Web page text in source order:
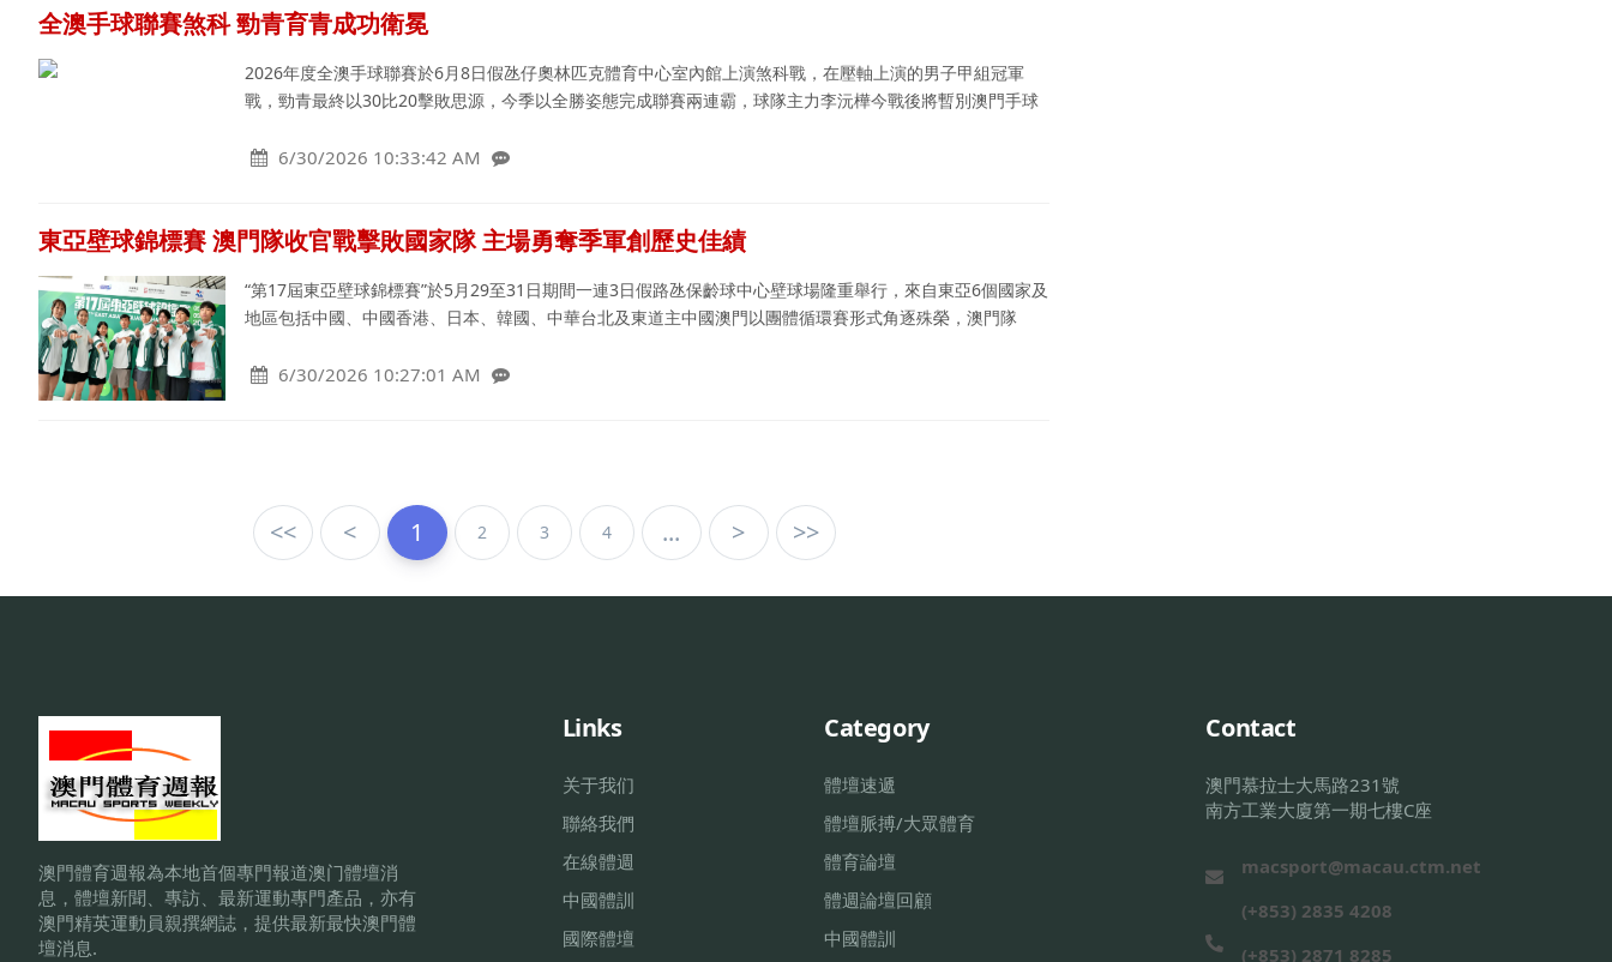
全澳手球聯賽煞科 勁青育青成功衛冕
2026年度全澳手球聯賽於6月8日假氹仔奧林匹克體育中心室內館上演煞科戰，在壓軸上演的男子甲組冠軍
戰，勁青最終以30比20擊敗思源，今季以全勝姿態完成聯賽兩連霸，球隊主力李沅樺今戰後將暫別澳門手球
6/30/2026 10:33:42 AM
東亞壁球錦標賽 澳門隊收官戰擊敗國家隊 主場勇奪季軍創歷史佳績
“第17屆東亞壁球錦標賽”於5月29至31日期間一連3日假路氹保齡球中心壁球場隆重舉行，來自東亞6個國家及
地區包括中國、中國香港、日本、韓國、中華台北及東道主中國澳門以團體循環賽形式角逐殊榮，澳門隊
6/30/2026 10:27:01 AM
<< < 1 2 3 4 ... > >>
澳門體育週報為本地首個專門報道澳门體壇消
息，體壇新聞、專訪、最新運動專門產品，亦有
澳門精英運動員親撰網誌，提供最新最快澳門體
壇消息.
Links
关于我们
聯絡我們
在線體週
中國體訓
國際體壇
Category
體壇速遞
體壇脈搏/大眾體育
體育論壇
體週論壇回顧
中國體訓
Contact
澳門慕拉士大馬路231號
南方工業大廈第一期七樓C座
macsport@macau.ctm.net
(+853) 2835 4208
(+853) 2871 8285